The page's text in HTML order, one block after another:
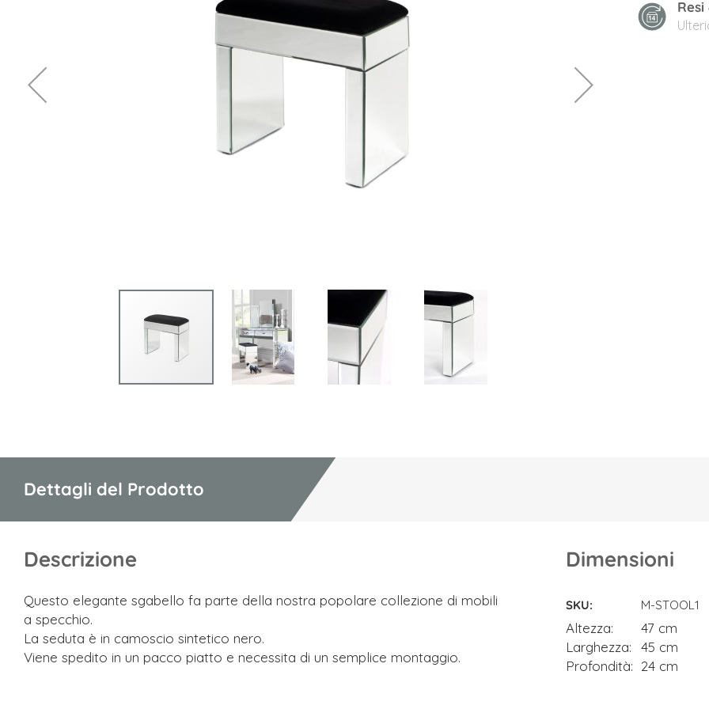
galleria
immagini
Dettagli del Prodotto
Descrizione
Questo elegante sgabello fa parte della nostra popolare collezione di mobili
a specchio.
La seduta è in camoscio sintetico nero.
Viene spedito in un pacco piatto e necessita di un semplice montaggio.
Dimensioni
Dimensioni
SKU M-STOOL1
Altezza
47 cm
Larghezza
45 cm
Profondità
24 cm